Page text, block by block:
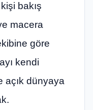
bakış
macera
göre
kendi
açık dünyaya